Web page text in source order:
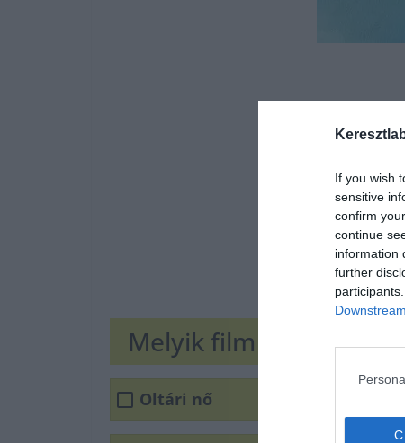
If you wish
sensitive
confirm
continue
information
further
Melyik film címét rejtik
Oltári nő